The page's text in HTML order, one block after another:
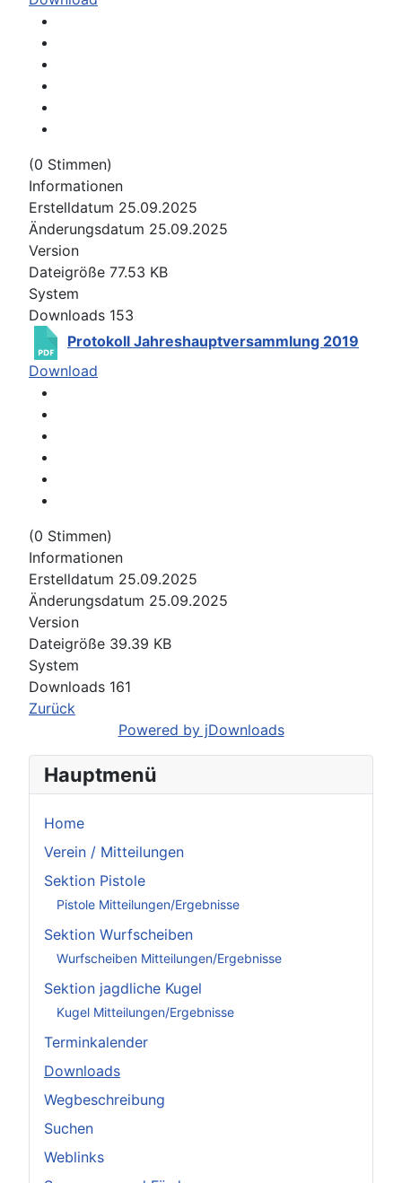
Hauptmenü
Home
Verein / Mitteilungen
Sektion Pistole
Pistole Mitteilungen/Ergebnisse
Sektion Wurfscheiben
Wurfscheiben Mitteilungen/Ergebnisse
Sektion jagdliche Kugel
Kugel Mitteilungen/Ergebnisse
Terminkalender
Downloads
Wegbeschreibung
Suchen
Weblinks
(0 Stimmen)
Informationen
Erstelldatum 25.09.2025
Änderungsdatum 25.09.2025
Version
Dateigröße 77.53 KB
System
Downloads 153
Protokoll Jahreshauptversammlung 2019
Download
(0 Stimmen)
Informationen
Erstelldatum 25.09.2025
Änderungsdatum 25.09.2025
Version
Dateigröße 39.39 KB
System
Downloads 161
Zurück
Powered by jDownloads